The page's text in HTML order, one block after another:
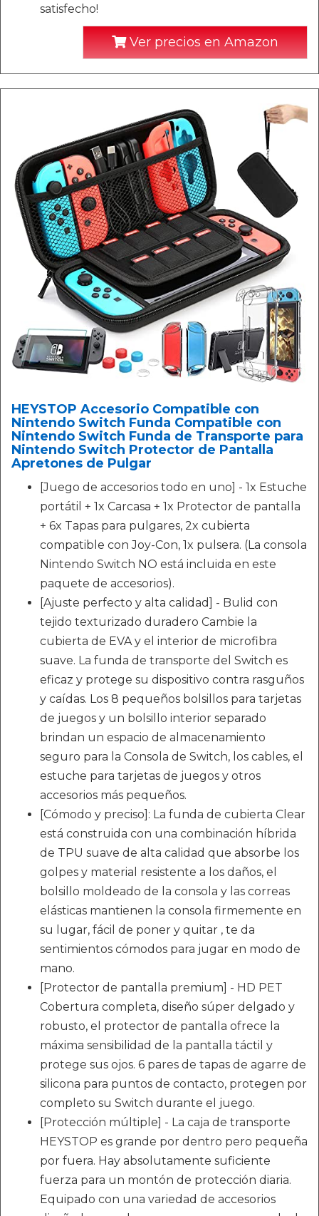
satisfecho!
Ver precios en Amazon
HEYSTOP Accesorio Compatible con
Nintendo Switch Funda Compatible con
Nintendo Switch Funda de Transporte para
Nintendo Switch Protector de Pantalla
Apretones de Pulgar
[Juego de accesorios todo en uno] - 1x Estuche
portátil + 1x Carcasa + 1x Protector de pantalla
+ 6x Tapas para pulgares, 2x cubierta
compatible con Joy-Con, 1x pulsera. (La consola
Nintendo Switch NO está incluida en este
paquete de accesorios).
[Ajuste perfecto y alta calidad] - Bulid con
tejido texturizado duradero Cambie la
cubierta de EVA y el interior de microfibra
suave. La funda de transporte del Switch es
eficaz y protege su dispositivo contra rasguños
y caídas. Los 8 pequeños bolsillos para tarjetas
de juegos y un bolsillo interior separado
brindan un espacio de almacenamiento
seguro para la Consola de Switch, los cables, el
estuche para tarjetas de juegos y otros
accesorios más pequeños.
[Cómodo y preciso]: La funda de cubierta Clear
está construida con una combinación híbrida
de TPU suave de alta calidad que absorbe los
golpes y material resistente a los daños, el
bolsillo moldeado de la consola y las correas
elásticas mantienen la consola firmemente en
su lugar, fácil de poner y quitar , te da
sentimientos cómodos para jugar en modo de
mano.
[Protector de pantalla premium] - HD PET
Cobertura completa, diseño súper delgado y
robusto, el protector de pantalla ofrece la
máxima sensibilidad de la pantalla táctil y
protege sus ojos. 6 pares de tapas de agarre de
silicona para puntos de contacto, protegen por
completo su Switch durante el juego.
[Protección múltiple] - La caja de transporte
HEYSTOP es grande por dentro pero pequeña
por fuera. Hay absolutamente suficiente
fuerza para un montón de protección diaria.
Equipado con una variedad de accesorios